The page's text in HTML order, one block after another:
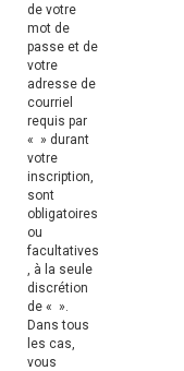
de votre
mot de
passe et de
votre
adresse de
courriel
requis par
« » durant
votre
inscription,
sont
obligatoires
ou
facultatives
, à la seule
discrétion
de « ».
Dans tous
les cas,
vous